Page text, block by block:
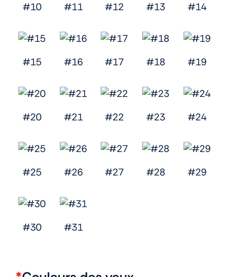
#10 #11 #12 #13 #14
#15 #16 #17 #18 #19
#20 #21 #22 #23 #24
#25 #26 #27 #28 #29
#30 #31